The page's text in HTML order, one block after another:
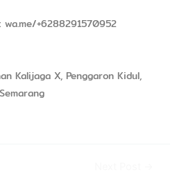
+6288291570952
Kalijaga X, Penggaron Kidul,